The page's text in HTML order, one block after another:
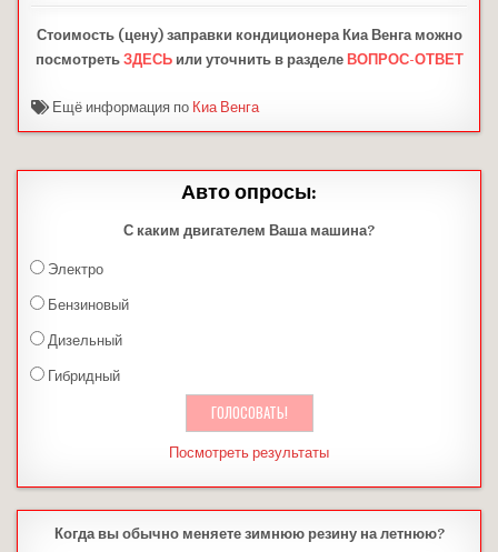
Стоимость (цену) заправки кондиционера Киа Венга можно
посмотреть ЗДЕСЬили уточнить в разделе ВОПРОС-ОТВЕТ
Ещё информация по Киа Венга
Авто опросы:
С каким двигателем Ваша машина?
Электро
Бензиновый
Дизельный
Гибридный
Посмотреть результаты
Когда вы обычно меняете зимнюю резину на летнюю?